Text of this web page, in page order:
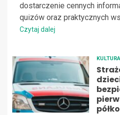
dostarczenie cennych
quizów oraz praktycznych
Czytaj dalej
KULTURA